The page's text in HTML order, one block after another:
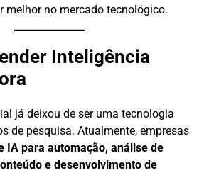
melhor no mercado tecnológico.
Inteligência
já deixou de ser uma tecnologia
de pesquisa. Atualmente, empresas
IA para automação, análise de
e desenvolvimento de